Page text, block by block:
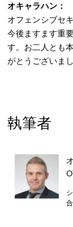
オキャラハン：
オフェンシブセ
今後ますます重
す。お二人とも
がとうございまし
執筆者